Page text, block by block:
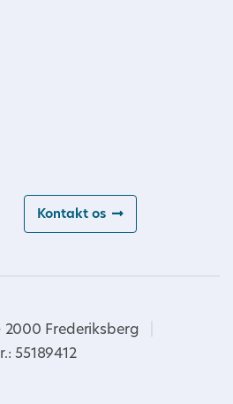
Kontakt os
2000 Frederiksberg
55189412